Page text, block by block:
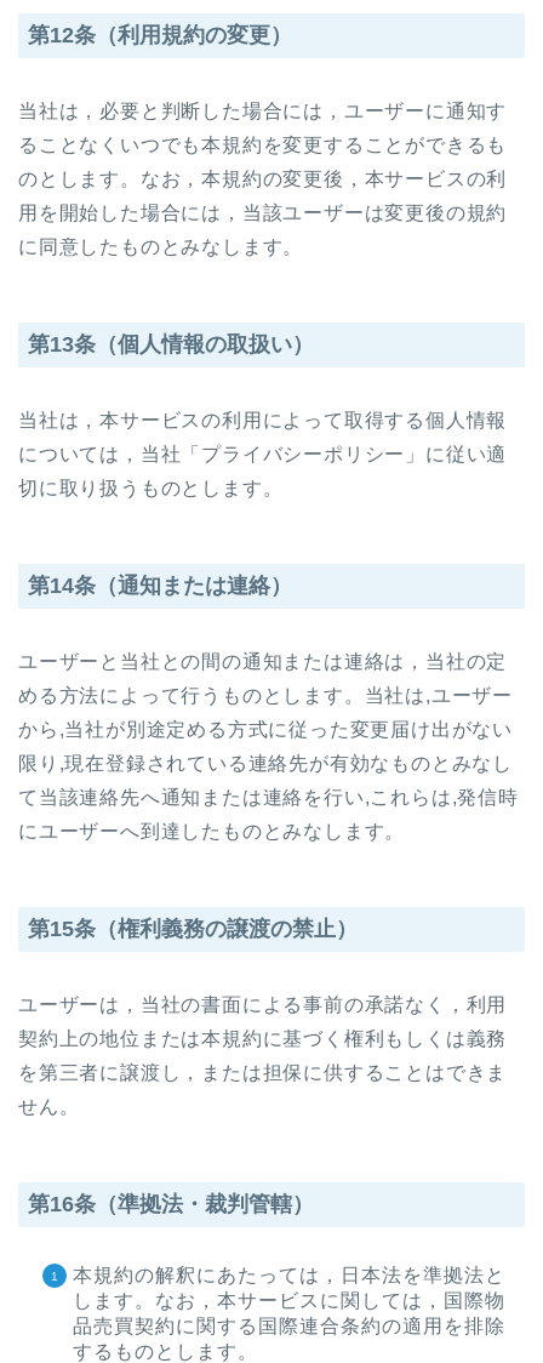
第12条（利用規約の変更）
当社は，必要と判断した場合には，ユーザーに通知す
ることなくいつでも本規約を変更することができるも
のとします。なお，本規約の変更後，本サービスの利
用を開始した場合には，当該ユーザーは変更後の規約
に同意したものとみなします。
第13条（個人情報の取扱い）
当社は，本サービスの利用によって取得する個人情報
については，当社「プライバシーポリシー」に従い適
切に取り扱うものとします。
第14条（通知または連絡）
ユーザーと当社との間の通知または連絡は，当社の定
める方法によって行うものとします。当社は,ユーザー
から,当社が別途定める方式に従った変更届け出がない
限り,現在登録されている連絡先が有効なものとみなし
て当該連絡先へ通知または連絡を行い,これらは,発信時
にユーザーへ到達したものとみなします。
第15条（権利義務の譲渡の禁止）
ユーザーは，当社の書面による事前の承諾なく，利用
契約上の地位または本規約に基づく権利もしくは義務
を第三者に譲渡し，または担保に供することはできま
せん。
第16条（準拠法・裁判管轄）
本規約の解釈にあたっては，日本法を準拠法と
します。なお，本サービスに関しては，国際物
品売買契約に関する国際連合条約の適用を排除
するものとします。